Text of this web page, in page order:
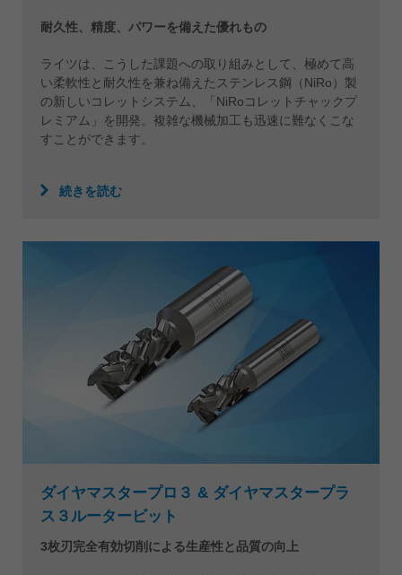
耐久性、精度、パワーを備えた優れもの
ライツは、こうした課題への取り組みとして、極めて高
い柔軟性と耐久性を兼ね備えたステンレス鋼（NiRo）製
の新しいコレットシステム、「NiRoコレットチャックプ
レミアム」を開発。複雑な機械加工も迅速に難なくこな
すことができます。
続きを読む
ダイヤマスタープロ３ & ダイヤマスタープラ
ス３ルータービット
3枚刃完全有効切削による生産性と品質の向上